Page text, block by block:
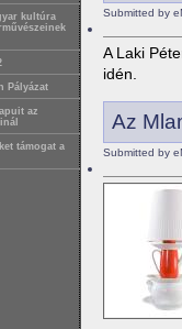
kultúra
Pályázat
az
támogat a
Submitted by
A Laki
idén.
Az
Submitted by